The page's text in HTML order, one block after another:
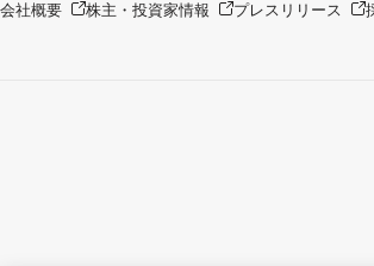
会社概要 株主・投資家情報 プレスリリース